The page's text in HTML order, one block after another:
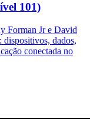
101)
Forman Jr e David
dispositivos, dados,
conectada no